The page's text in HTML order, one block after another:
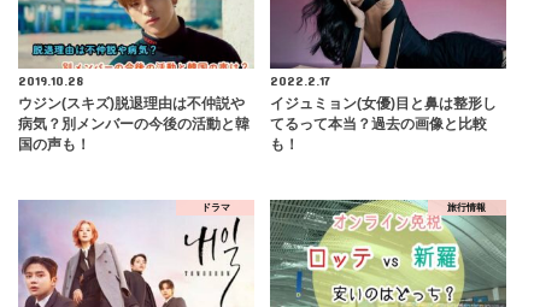
2019.10.28
ウジン(スキズ)脱退理由は不仲説や
病気？別メンバーの今後の活動と韓
国の声も！
2022.2.17
イジュミョン(女優)目と鼻は整形し
てるって本当？過去の画像と比較
も！
ドラマ 旅行情報